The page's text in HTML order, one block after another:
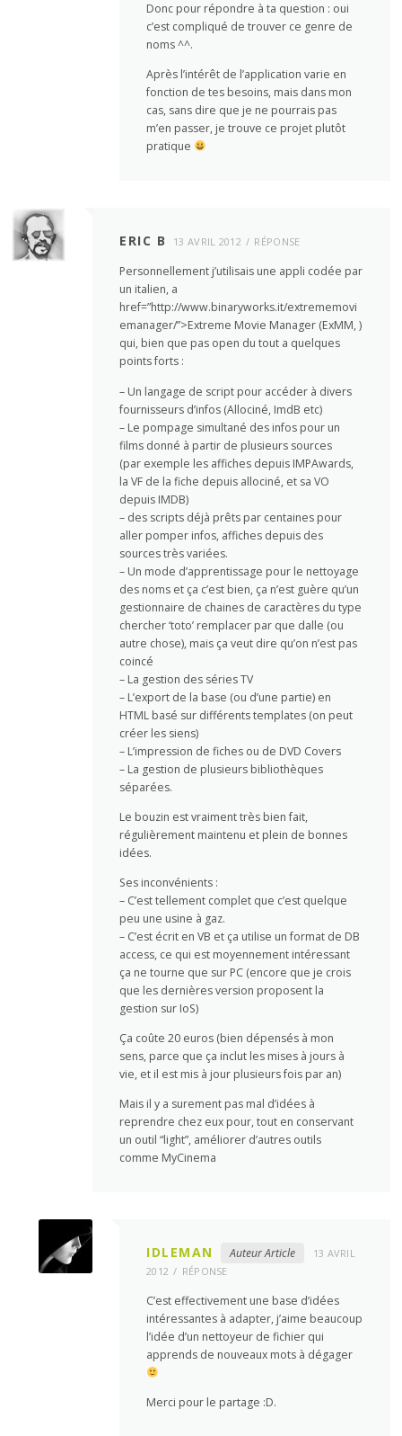
Donc pour répondre à ta question : oui
c’est compliqué de trouver ce genre de
noms ^^.
Après l’intérêt de l’application varie en
fonction de tes besoins, mais dans mon
cas, sans dire que je ne pourrais pas
m’en passer, je trouve ce projet plutôt
pratique
ERIC B 13 AVRIL 2012 RÉPONSE
Personnellement j’utilisais une appli codée par
un italien, a
href=”http://www.binaryworks.it/extrememovi
emanager/”>Extreme Movie Manager (ExMM, )
qui, bien que pas open du tout a quelques
points forts :
– Un langage de script pour accéder à divers
fournisseurs d’infos (Allociné, ImdB etc)
– Le pompage simultané des infos pour un
films donné à partir de plusieurs sources
(par exemple les affiches depuis IMPAwards,
la VF de la fiche depuis allociné, et sa VO
depuis IMDB)
– des scripts déjà prêts par centaines pour
aller pomper infos, affiches depuis des
sources très variées.
– Un mode d’apprentissage pour le nettoyage
des noms et ça c’est bien, ça n’est guère qu’un
gestionnaire de chaines de caractères du type
chercher ‘toto’ remplacer par que dalle (ou
autre chose), mais ça veut dire qu’on n’est pas
coincé
– La gestion des séries TV
– L’export de la base (ou d’une partie) en
HTML basé sur différents templates (on peut
créer les siens)
– L’impression de fiches ou de DVD Covers
– La gestion de plusieurs bibliothèques
séparées.
Le bouzin est vraiment très bien fait,
régulièrement maintenu et plein de bonnes
idées.
Ses inconvénients :
– C’est tellement complet que c’est quelque
peu une usine à gaz.
– C’est écrit en VB et ça utilise un format de DB
access, ce qui est moyennement intéressant
ça ne tourne que sur PC (encore que je crois
que les dernières version proposent la
gestion sur IoS)
Ça coûte 20 euros (bien dépensés à mon
sens, parce que ça inclut les mises à jours à
vie, et il est mis à jour plusieurs fois par an)
Mais il y a surement pas mal d’idées à
reprendre chez eux pour, tout en conservant
un outil “light”, améliorer d’autres outils
comme MyCinema
IDLEMAN Auteur Article
13 AVRIL
2012
RÉPONSE
C’est effectivement une base d’idées
intéressantes à adapter, j’aime beaucoup
l’idée d’un nettoyeur de fichier qui
apprends de nouveaux mots à dégager
Merci pour le partage :D.